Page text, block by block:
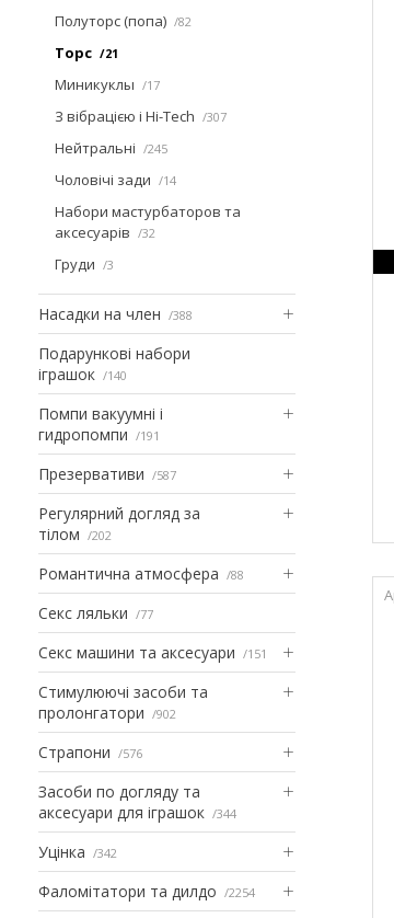
Полуторс (попа) 82
Торс 21
Миникуклы 17
З вібрацією і Hi-Tech 307
Нейтральні 245
Чоловічі зади 14
Набори мастурбаторов та
аксесуарів
32
Груди 3
Насадки на член 388
Подарункові набори
іграшок
140
Помпи вакуумні і
гидропомпи
191
Презервативи 587
Регулярний догляд за
тілом
202
Романтична атмосфера 88
Секс ляльки 77
Секс машини та аксесуари 151
Стимулюючі засоби та
пролонгатори
902
Страпони 576
Засоби по догляду та
аксесуари для іграшок
344
Уцінка 342
Фаломітатори та дилдо 2254